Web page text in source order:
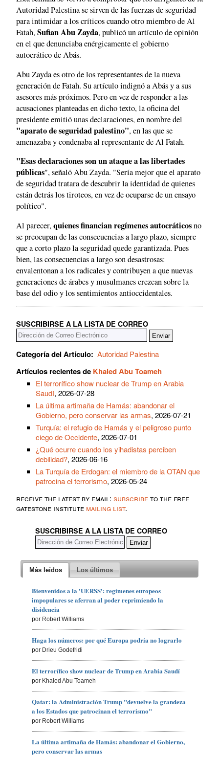
Autoridad Palestina se sirven de las fuerzas de seguridad
para intimidar a los críticos cuando otro miembro de Al
Fatah,Sufian Abu Zayda, publicó un artículo de opinión
en el que denunciaba enérgicamente el gobierno
autocrático de Abás.
Abu Zayda es otro de los representantes de la nueva
generación de Fatah. Su artículo indignó a Abás y a sus
asesores más próximos. Pero en vez de responder a las
acusaciones planteadas en dicho texto, la oficina del
presidente emitió unas declaraciones, en nombre del
"aparato de seguridad palestino", en las que se
amenazaba y condenaba al representante de Al Fatah.
"Esas declaraciones son un ataque a las libertades
públicas", señaló Abu Zayda. "Sería mejor que el aparato
de seguridad tratara de descubrir la identidad de quienes
están detrás los tiroteos, en vez de ocuparse de un ensayo
político".
Al parecer,quienes financian regímenes autocráticosno
se preocupan de las consecuencias a largo plazo, siempre
que a corto plazo la seguridad quede garantizada. Pues
bien, las consecuencias a largo son desastrosas:
envalentonan a los radicales y contribuyen a que nuevas
generaciones de árabes y musulmanes crezcan sobre la
base del odio y los sentimientos antioccidentales.
SUSCRIBIRSE A LA LISTA DE CORREO
Categoría del Artículo: Autoridad Palestina
Artículos recientes de Khaled Abu Toameh
El terrorífico show nuclear de Trump en Arabia
Saudí, 2026-07-28
La última artimaña de Hamás: abandonar el
Gobierno, pero conservar las armas, 2026-07-21
Turquía: el refugio de Hamás y el peligroso punto
ciego de Occidente, 2026-07-01
¿Qué ocurre cuando los yihadistas perciben
debilidad?, 2026-06-16
La Turquía de Erdogan: el miembro de la OTAN que
patrocina el terrorismo, 2026-05-24
receive the latest by email: subscribeto the free
gatestone institute mailing list.
SUSCRIBIRSE A LA LISTA DE CORREO
Más leídos Los últimos
Bienvenidos a la 'UERSS': regímenes europeos
impopulares se aferran al poder reprimiendo la
disidencia
por Robert Williams
Haga los números: por qué Europa podría no lograrlo
por Drieu Godefridi
El terrorífico show nuclear de Trump en Arabia Saudí
por Khaled Abu Toameh
Qatar: la Administración Trump "devuelve la grandeza
a los Estados que patrocinan el terrorismo"
por Robert Williams
La última artimaña de Hamás: abandonar el Gobierno,
pero conservar las armas